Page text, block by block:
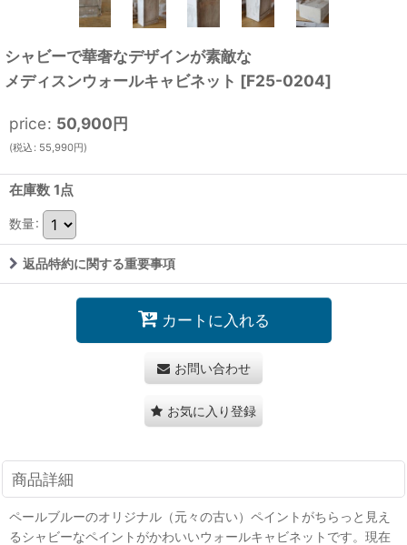
シャビーで華奢なデザインが素敵な
メディスンウォールキャビネット [F25-0204]
price: 50,900円
(税込 : 55,990円)
在庫数 1点
数量:
返品特約に関する重要事項
カートに入れる
お問い合わせ
お気に入り登録
商品詳細
ペールブルーのオリジナル（元々の古い）ペイントがちらっと見え
るシャビーなペイントがかわいいウォールキャビネットです。現在